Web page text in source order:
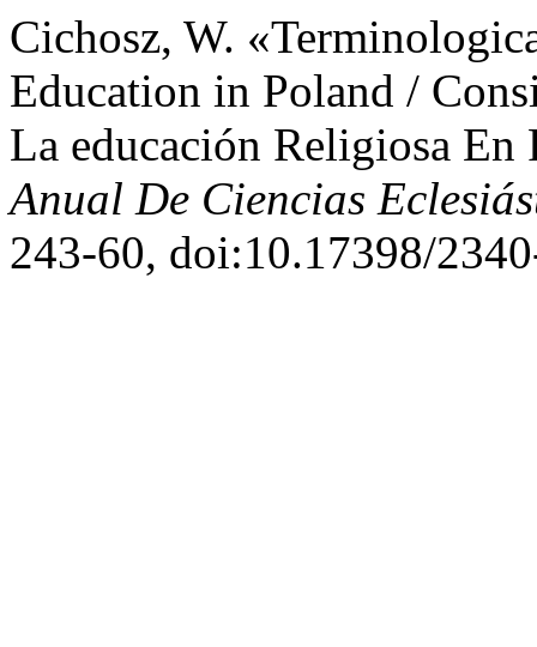
Cichosz, W.
Education in Poland /
La educación Religiosa
Anual De Ciencias
243-60, doi:10.17398/